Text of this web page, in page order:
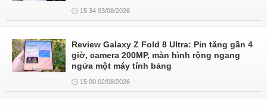
15:34 03/08/2026
Review Galaxy Z Fold 8 Ultra: Pin tăng gần 4
giờ, camera 200MP, màn hình rộng ngang
ngửa một máy tính bảng
15:00 02/08/2026